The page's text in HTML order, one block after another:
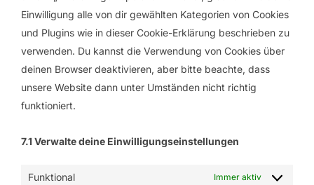
Einwilligung alle von dir gewählten Kategorien von Cookies
und Plugins wie in dieser Cookie-Erklärung beschrieben zu
verwenden. Du kannst die Verwendung von Cookies über
deinen Browser deaktivieren, aber bitte beachte, dass
unsere Website dann unter Umständen nicht richtig
funktioniert.
7.1 Verwalte deine Einwilligungseinstellungen
Funktional Immer aktiv